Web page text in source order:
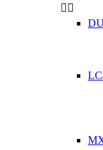
 